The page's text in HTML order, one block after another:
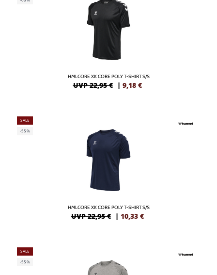
HMLCORE XK CORE POLY T-SHIRT S/S
UVP 22,95 € | 9,18 €
SALE
-55%
HMLCORE XK CORE POLY T-SHIRT S/S
UVP 22,95 € | 10,33 €
SALE
-55%